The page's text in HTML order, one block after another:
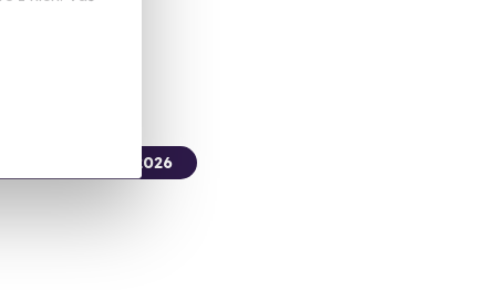
už 12. 08. 2026